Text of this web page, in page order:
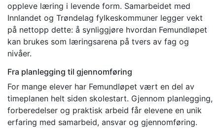
oppleve læring i levende form. Samarbeidet med
Innlandet og Trøndelag fylkeskommuner legger vekt
på nettopp dette: å synliggjøre hvordan Femundløpet
kan brukes som læringsarena på tvers av fag og
nivåer.
Fra planlegging til gjennomføring
For mange elever har Femundløpet vært en del av
timeplanen helt siden skolestart. Gjennom planlegging,
forberedelser og praktisk arbeid får elevene en unik
erfaring med samarbeid, ansvar og gjennomføring.